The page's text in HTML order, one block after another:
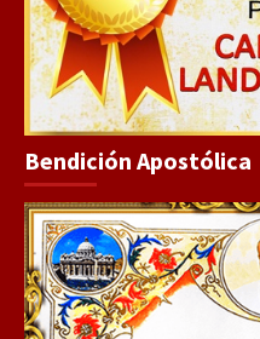
Bendición Apostólica